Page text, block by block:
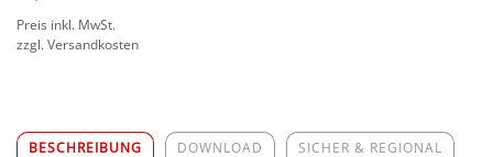
Preis inkl. MwSt.
zzgl. Versandkosten
BESCHREIBUNG DOWNLOAD SICHER & REGIONAL